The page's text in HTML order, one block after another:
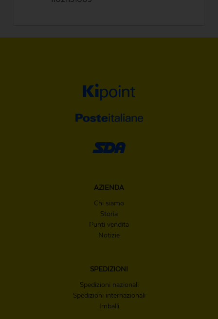
AZIENDA
Chi siamo
Storia
Punti vendita
Notizie
SPEDIZIONI
Spedizioni nazionali
Spedizioni internazionali
Imballi